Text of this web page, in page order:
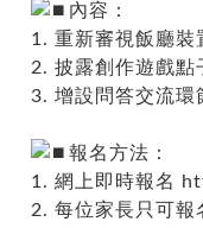
內容：
1. 重新審視飯廳裝
2. 披露創作遊戲點
3. 增設問答交流環
報名方法：
1. 網上即時報名
2. 每位家長只可報